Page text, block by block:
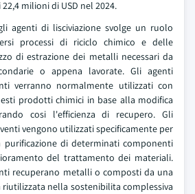
milioni di USD nel 2024.
agenti di lisciviazione svolge un ruolo
processi di riciclo chimico e delle
di estrazione dei metalli necessari da
o appena lavorate. Gli agenti
verranno normalmente utilizzati con
prodotti chimici in base alla modifica
cosi l'efficienza di recupero. Gli
vengono utilizzati specificamente per
purificazione di determinati componenti
del trattamento dei materiali.
recuperano metalli o composti da una
riutilizzata nella sostenibilita complessiva